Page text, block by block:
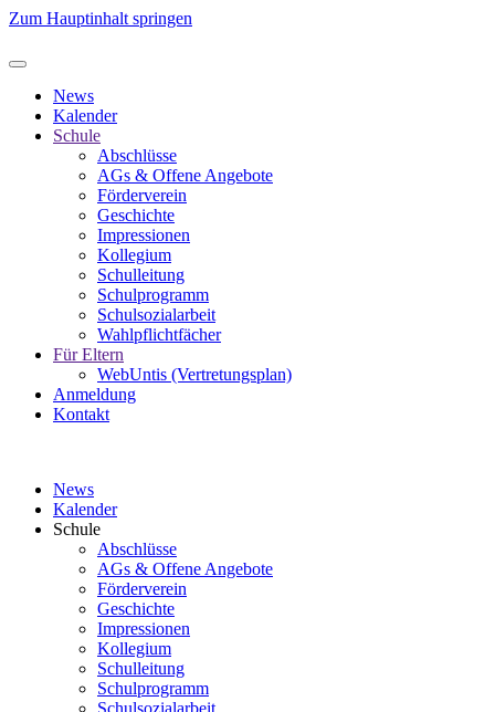
Zum Hauptinhalt springen
News
Kalender
Schule
Abschlüsse
AGs & Offene Angebote
Förderverein
Geschichte
Impressionen
Kollegium
Schulleitung
Schulprogramm
Schulsozialarbeit
Wahlpflichtfächer
Für Eltern
WebUntis (Vertretungsplan)
Anmeldung
Kontakt
News
Kalender
Schule
Abschlüsse
AGs & Offene Angebote
Förderverein
Geschichte
Impressionen
Kollegium
Schulleitung
Schulprogramm
Schulsozialarbeit